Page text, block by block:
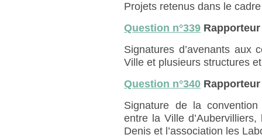
Projets retenus dans le
Question n°339
Signatures d’avenants aux
Ville et plusieurs structures
Question n°340
Signature de la convention
entre la Ville
Denis et l’association les